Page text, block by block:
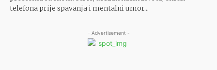
telefona prije spavanja i mentalni umor...
- Advertisement -